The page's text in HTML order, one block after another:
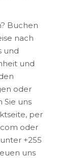
Buchen
nach
und
und
oder
Sie uns
per
oder
+255
uns